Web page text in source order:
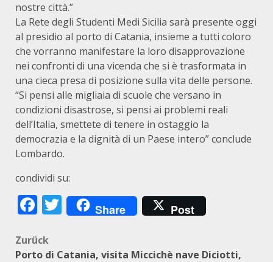
nostre città.”
La Rete degli Studenti Medi Sicilia sarà presente oggi
al presidio al porto di Catania, insieme a tutti coloro
che vorranno manifestare la loro disapprovazione
nei confronti di una vicenda che si è trasformata in
una cieca presa di posizione sulla vita delle persone.
“Si pensi alle migliaia di scuole che versano in
condizioni disastrose, si pensi ai problemi reali
dell’Italia, smettete di tenere in ostaggio la
democrazia e la dignità di un Paese intero” conclude
Lombardo.
condividi su:
Facebook
Twitter
Share Post
Beitragsnavigation
Zurück
Porto di Catania, visita Miccichè nave Diciotti,